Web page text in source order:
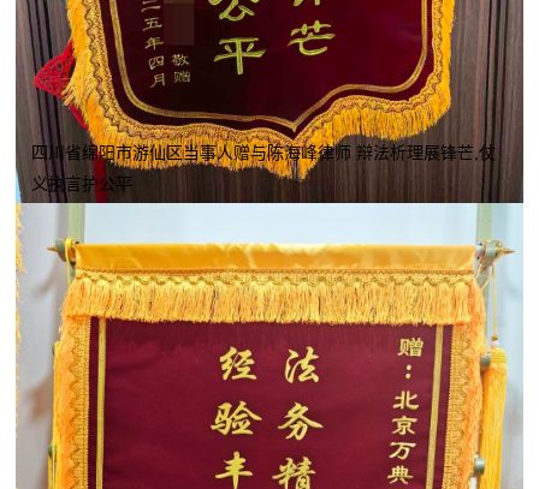
四川省绵阳市游仙区当事人赠与陈海峰律师 辩法析理展锋芒,仗
义执言护公平